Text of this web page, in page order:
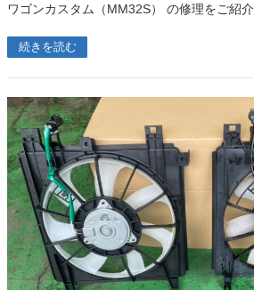
ワゴンカスタム（MM32S） の修理をご紹介
続きを読む